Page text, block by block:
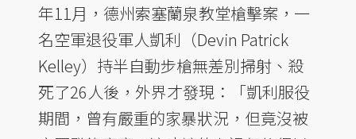
年11月，德州索塞蘭泉教堂槍擊案，一
名空軍退役軍人凱利（Devin Patrick
Kelley）持半自動步槍無差別掃射、殺
死了26人後，外界才發現：「凱利服役
期間，曾有嚴重的家暴狀況，但竟沒被